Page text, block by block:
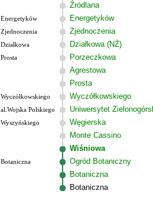
Źródlana
Energetyków Energetyków
Zjednoczenia Zjednoczenia
Działkowa Działkowa (NŻ)
Prosta Porzeczkowa
Agrestowa
Prosta
Wyczółkowskiego Wyczółkowskiego
al.Wojska Polskiego Uniwersytet
Wyszyńskiego Węgierska
Monte Cassino
Wiśniowa
Botaniczna
Ogród Botaniczny
Botaniczna
Botaniczna